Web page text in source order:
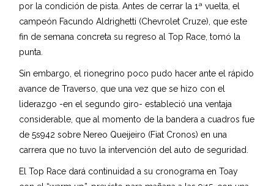
por la condición de pista. Antes de cerrar la 1ª vuelta, el
campeón Facundo Aldrighetti (Chevrolet Cruze), que este
fin de semana concreta su regreso al Top Race, tomó la
punta.
Sin embargo, el rionegrino poco pudo hacer ante el rápido
avance de Traverso, que una vez que se hizo con el
liderazgo -en el segundo giro- estableció una ventaja
considerable, que al momento de la bandera a cuadros fue
de 5s942 sobre Nereo Queijeiro (Fiat Cronos) en una
carrera que no tuvo la intervención del auto de seguridad.
El Top Race dará continuidad a su cronograma en Toay